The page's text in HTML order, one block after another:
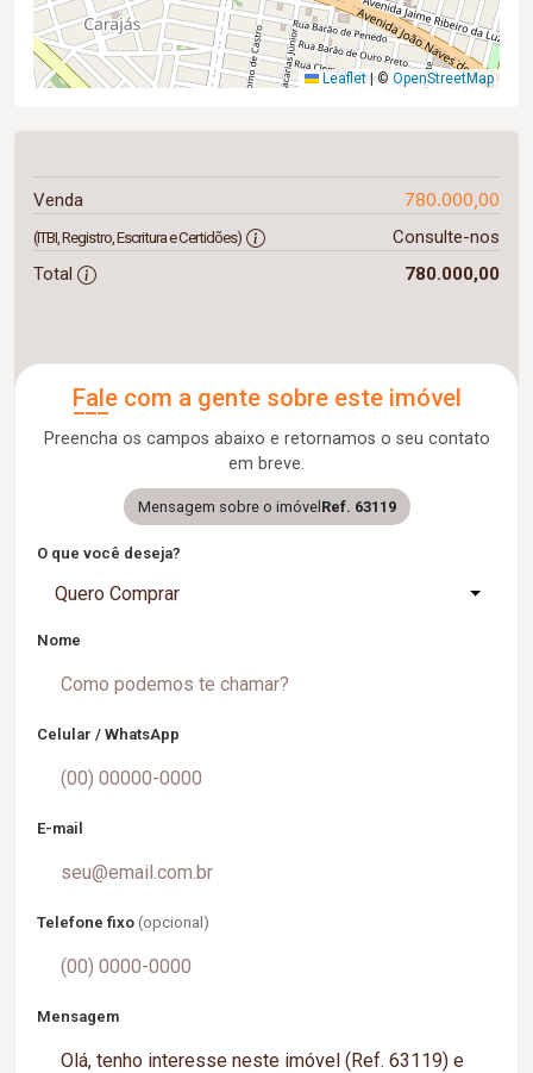
Leaflet |© OpenStreetMap
Venda 780.000,00
(ITBI, Registro, Escritura e Certidões)
Consulte-nos
Total
780.000,00
Fale com a gente sobre este imóvel
Preencha os campos abaixo e retornamos o seu contato
em breve.
Mensagem sobre o imóvel Ref. 63119
O que você deseja?
Quero Comprar
Nome
Celular / WhatsApp
E-mail
Telefone fixo (opcional)
Mensagem